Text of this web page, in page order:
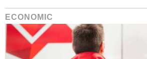
ECONOMIC